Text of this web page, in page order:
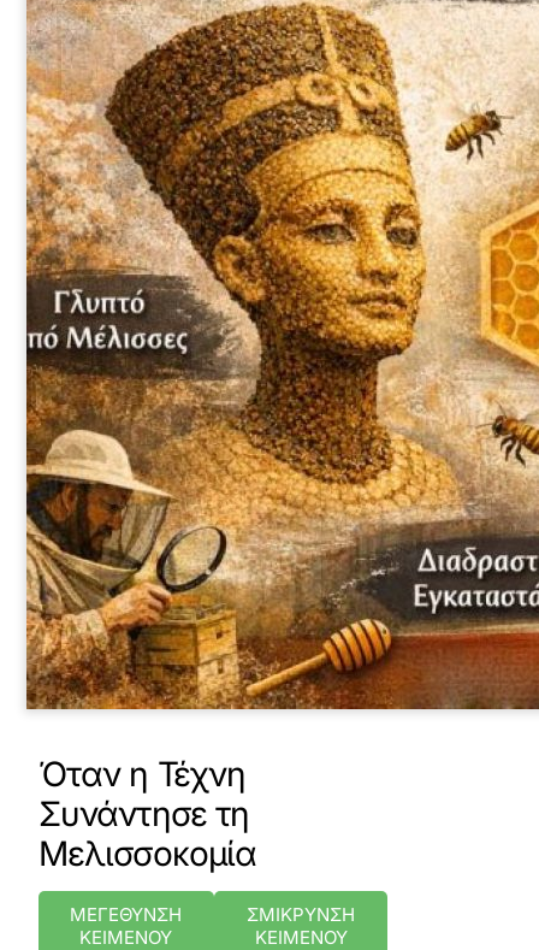
Όταν η Τέχνη
Συνάντησε τη
Μελισσοκομία
ΜΕΓΕΘΥΝΣΗ
ΚΕΙΜΕΝΟΥ
ΣΜΙΚΡΥΝΣΗ
ΚΕΙΜΕΝΟΥ